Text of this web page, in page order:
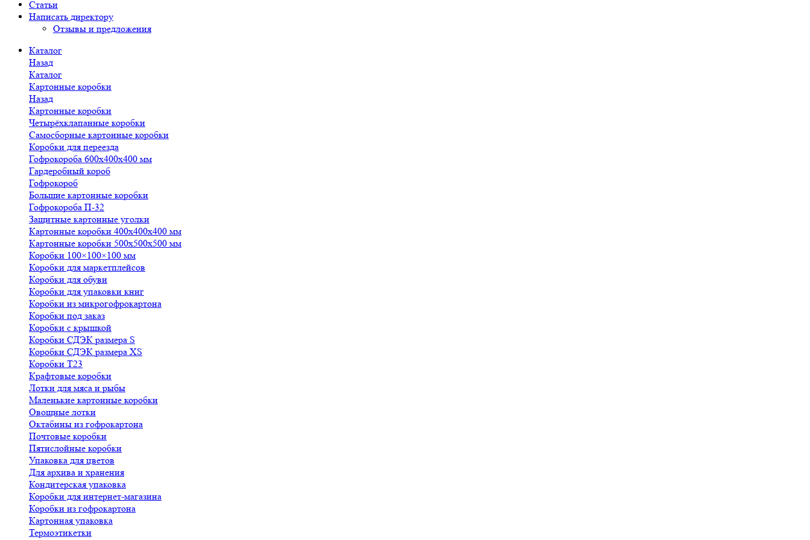
Статьи
Написать директору
Отзывы и предложения
Каталог
Назад
Каталог
Картонные коробки
Назад
Картонные коробки
Четырёхклапанные коробки
Самосборные картонные коробки
Коробки для переезда
Гофрокороба 600х400х400 мм
Гардеробный короб
Гофрокороб
Большие картонные коробки
Гофрокороба П-32
Защитные картонные уголки
Картонные коробки 400х400х400 мм
Картонные коробки 500х500х500 мм
Коробки 100×100×100 мм
Коробки для маркетплейсов
Коробки для обуви
Коробки для упаковки книг
Коробки из микрогофрокартона
Коробки под заказ
Коробки с крышкой
Коробки СДЭК размера S
Коробки СДЭК размера XS
Коробки Т23
Крафтовые коробки
Лотки для мяса и рыбы
Маленькие картонные коробки
Овощные лотки
Октабины из гофрокартона
Почтовые коробки
Пятислойные коробки
Упаковка для цветов
Для архива и хранения
Кондитерская упаковка
Коробки для интернет-магазина
Коробки из гофрокартона
Картонная упаковка
Термоэтикетки